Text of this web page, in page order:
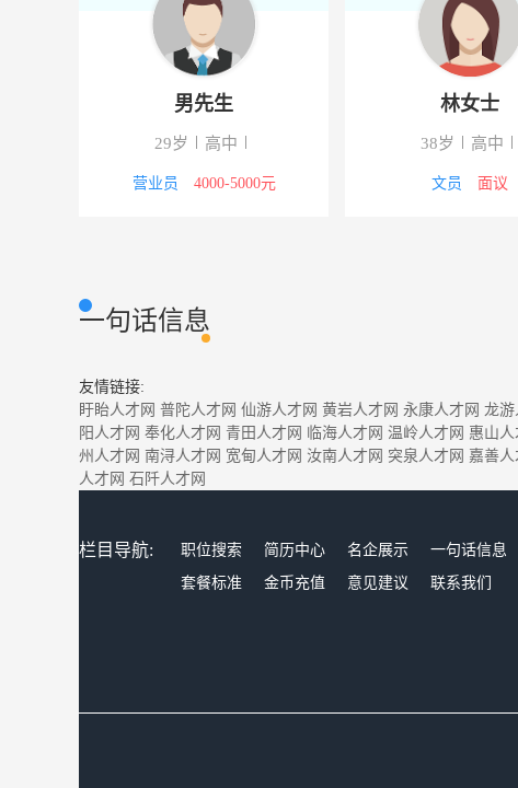
销售，营销员 淮安邦新日异装饰公
淮安市泰宇工贸有限
淮安天隽报关有限公
盱眙马力英语 盱眙马力英语
叶先生
30岁
销售岗位 5000-8000元
男先
29岁 高
营业员
一句话信息
友情链接:
盱眙人才网 普陀人才网 仙游人才网 黄岩人才网 永康人才网 龙游
阳人才网 奉化人才网 青田人才网 临海人才网 温岭人才网 惠山人
州人才网 南浔人才网 宽甸人才网 汝南人才网 突泉人才网 嘉善人
人才网 石阡人才网
栏目导航: 职位搜索 简历中心 名企展示 一句话信息
套餐标准
金币充值 意见建议 联系我们